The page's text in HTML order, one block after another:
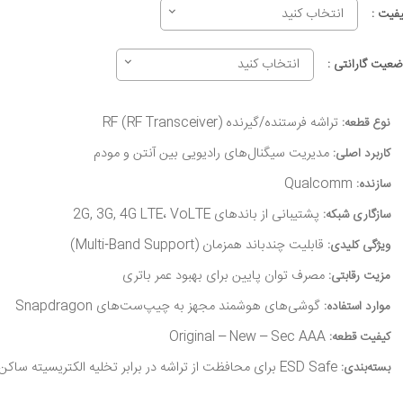
: انتخاب کنید
گارانتی : انتخاب کنید
نوع قطعه: تراشه فرستنده/گیرنده RF (RF Transceiver)
کاربرد اصلی: مدیریت سیگنال‌های رادیویی بین آنتن و مودم
سازنده:
سازگاری شبکه: پشتیبانی از باندهای 2G, 3G, 4G LTE، VoLTE
ویژگی کلیدی: قابلیت چندباند همزمان (Multi‑Band Support)
مزیت رقابتی: مصرف توان پایین برای بهبود عمر باتری
موارد استفاده: گوشی‌های هوشمند مجهز به چیپ‌ست‌های Snapdragon
کیفیت قطعه: Original – New – Sec AAA
بسته‌بندی: ESD Safe برای محافظت از تراشه در برابر تخلیه الکتریسیته ساکن